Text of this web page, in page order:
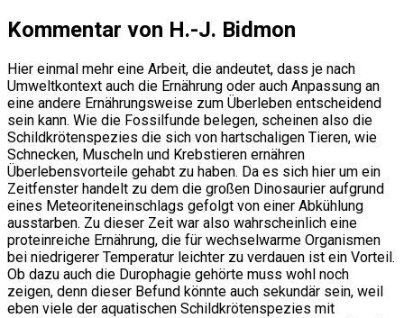
Kommentar von H.-J. Bidmon
Hier einmal mehr eine Arbeit, die andeutet, dass je nach
Umweltkontext auch die Ernährung oder auch Anpassung an
eine andere Ernährungsweise zum Überleben entscheidend
sein kann. Wie die Fossilfunde belegen, scheinen also die
Schildkrötenspezies die sich von hartschaligen Tieren, wie
Schnecken, Muscheln und Krebstieren ernähren
Überlebensvorteile gehabt zu haben. Da es sich hier um ein
Zeitfenster handelt zu dem die großen Dinosaurier aufgrund
eines Meteoriteneinschlags gefolgt von einer Abkühlung
ausstarben. Zu dieser Zeit war also wahrscheinlich eine
proteinreiche Ernährung, die für wechselwarme Organismen
bei niedrigerer Temperatur leichter zu verdauen ist ein Vorteil.
Ob dazu auch die Durophagie gehörte muss wohl noch
zeigen, denn dieser Befund könnte auch sekundär sein, weil
eben viele der aquatischen Schildkrötenspezies mit